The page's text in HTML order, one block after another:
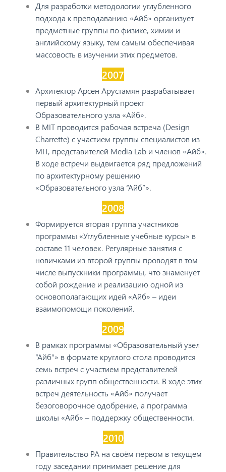
Для разработки методологии углубленного
подхода к преподаванию «Айб» организует
предметные группы по физике, химии и
английскому языку, тем самым обеспечивая
массовость в изучении этих предметов.
2007
Архитектор Арсен Арустамян разрабатывает
первый архитектурный проект
Образовательного узла «Айб».
В MIT проводится рабочая встреча (Design
Charrette) с участием группы специалистов из
MIT, представителей Media Lab и членов «Айб».
В ходе встречи выдвигается ряд предложений
по архитектурному решению
«Образовательного узла “Айб”».
2008
Формируется вторая группа участников
программы «Углубленные учебные курсы» в
составе 11 человек. Регулярные занятия с
новичками из второй группы проводят в том
числе выпускники программы, что знаменует
собой рождение и реализацию одной из
основополагающих идей «Айб» – идеи
взаимопомощи поколений.
2009
В рамках программы «Образовательный узел
“Айб”» в формате круглого стола проводится
семь встреч с участием представителей
различных групп общественности. В ходе этих
встреч деятельность «Айб» получает
безоговорочное одобрение, а программа
школы «Айб» – поддержку общественности.
2010
Правительство РА на своём первом в текущем
году заседании принимает решение для